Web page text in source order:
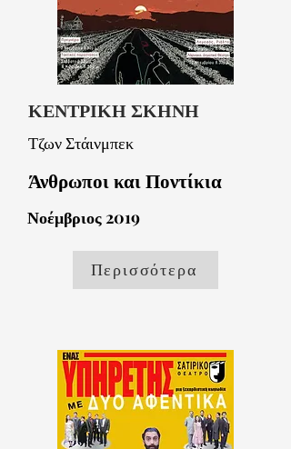
ΚΕΝΤΡΙΚΗ ΣΚΗΝΗ
Τζων Στάινμπεκ
Άνθρωποι και Ποντίκια
Νοέμβριος 2019
Περισσότερα